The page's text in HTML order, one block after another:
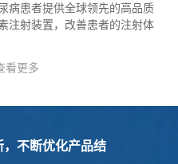
病患者提供全球领先的高品质
注射装置，改善患者的注射体
看更多
不断优化产品结